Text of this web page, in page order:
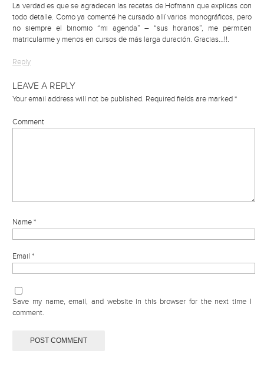
La verdad es que se agradecen las recetas de Hofmann que explicas con
todo detalle. Como ya comenté he cursado allí varios monográficos, pero
no siempre el binomio “mi agenda” – “sus horarios”, me permiten
matricularme y menos en cursos de más larga duración. Gracias…!!.
Reply
LEAVE A REPLY
Your email address will not be published. Required fields are marked*
Comment
Name*
Email*
Save my name, email, and website in this browser for the next time I
comment.